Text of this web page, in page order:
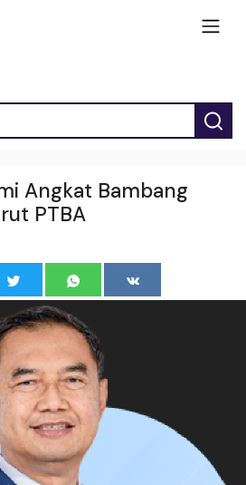
Angkat Bambang
PTBA